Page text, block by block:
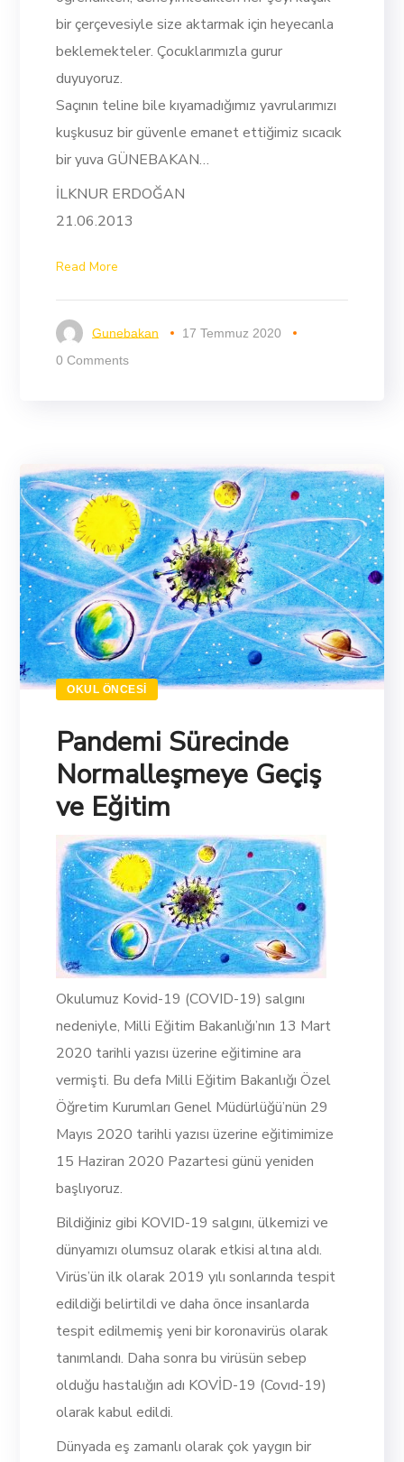
bir çerçevesiyle size aktarmak için heyecanla
beklemekteler. Çocuklarımızla gurur
duyuyoruz.
Saçının teline bile kıyamadığımız yavrularımızı
kuşkusuz bir güvenle emanet ettiğimiz sıcacık
bir yuva GÜNEBAKAN…
İLKNUR ERDOĞAN
21.06.2013
Read More
Gunebakan
17 Temmuz 2020
0 Comments
OKUL ÖNCESI
Pandemi Sürecinde
Normalleşmeye Geçiş
ve Eğitim
Okulumuz Kovid-19 (COVID-19) salgını
nedeniyle, Milli Eğitim Bakanlığı’nın 13 Mart
2020 tarihli yazısı üzerine eğitimine ara
vermişti. Bu defa Milli Eğitim Bakanlığı Özel
Öğretim Kurumları Genel Müdürlüğü’nün 29
Mayıs 2020 tarihli yazısı üzerine eğitimimize
15 Haziran 2020 Pazartesi günü yeniden
başlıyoruz.
Bildiğiniz gibi KOVID-19 salgını, ülkemizi ve
dünyamızı olumsuz olarak etkisi altına aldı.
Virüs’ün ilk olarak 2019 yılı sonlarında tespit
edildiği belirtildi ve daha önce insanlarda
tespit edilmemiş yeni bir koronavirüs olarak
tanımlandı. Daha sonra bu virüsün sebep
olduğu hastalığın adı KOVİD-19 (Covıd-19)
olarak kabul edildi.
Dünyada eş zamanlı olarak çok yaygın bir